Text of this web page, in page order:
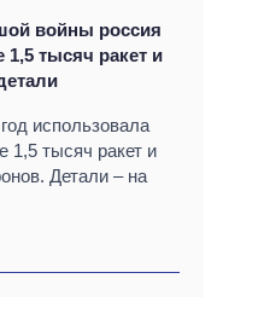
войны россия
1,5 тысяч ракет и
использовала
1,5 тысяч ракет и
Детали – на